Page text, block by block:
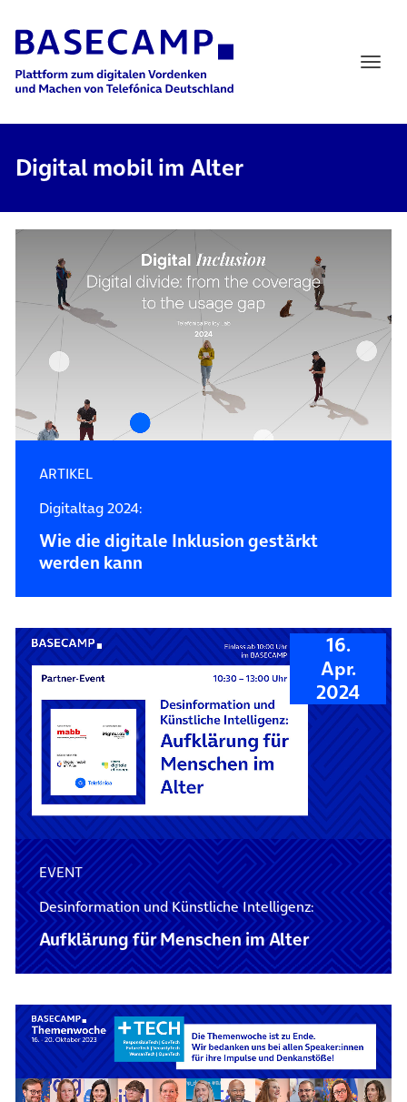
Main Navigation
Digital mobil im Alter
ARTIKEL
Digitaltag 2024:
Wie die digitale Inklusion gestärkt
werden kann
16.
Apr.
2024
EVENT
Desinformation und Künstliche Intelligenz:
Aufklärung für Menschen im Alter